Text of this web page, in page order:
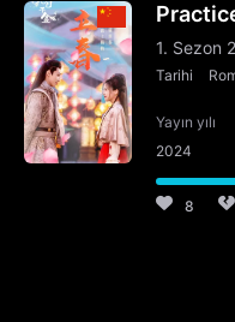
1. Sezon
Tarihi
Yayın yılı
2024
8